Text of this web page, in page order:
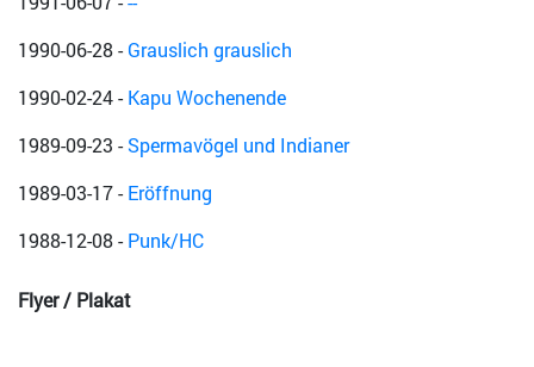
1990-06-28-Grauslich grauslich
1990-02-24-Kapu Wochenende
1989-09-23 -Spermavögel und Indianer
1989-03-17-Eröffnung
1988-12-08-Punk/HC
Flyer / Plakat